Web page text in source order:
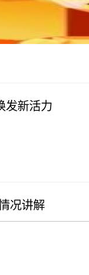
发新活力
况讲解